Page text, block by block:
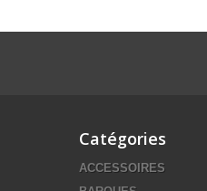
Catégories
ACCESSOIRES